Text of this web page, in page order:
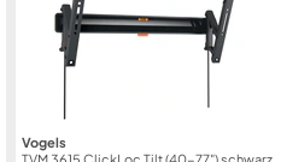
Vogels